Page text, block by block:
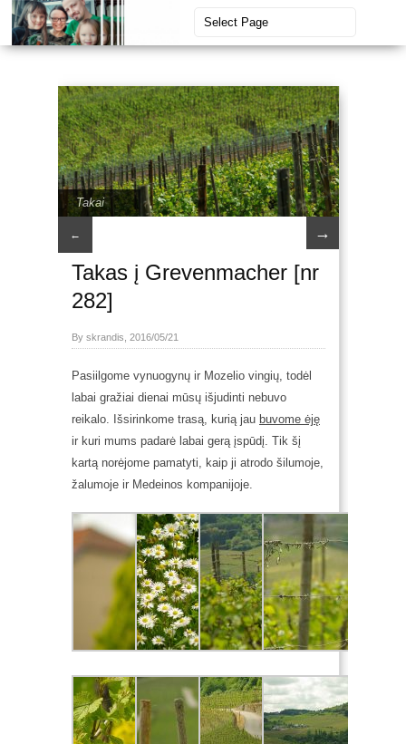
Takai
← →
Takas į Grevenmacher [nr
282]
By skrandis, 2016/05/21
Pasiilgome vynuogynų ir Mozelio vingių, todėl
labai gražiai dienai mūsų išjudinti nebuvo
reikalo. Išsirinkome trasą, kurią jau buvome ėję
ir kuri mums padarė labai gerą įspūdį. Tik šį
kartą norėjome pamatyti, kaip ji atrodo šilumoje,
žalumoje ir Medeinos kompanijoje.